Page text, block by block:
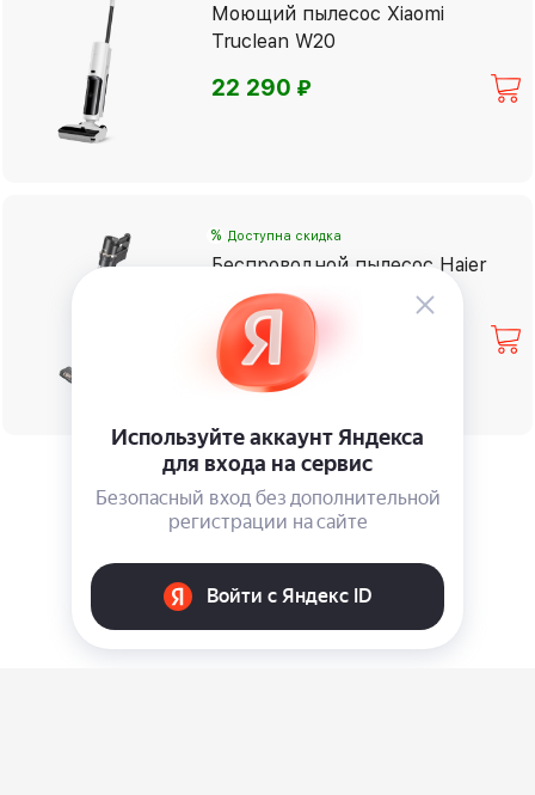
Моющий пылесос Xiaomi
Truclean W20
22 290⃏
% Доступна скидка
Беспроводной пылесос Haier
HVC550
24 990 ⃏